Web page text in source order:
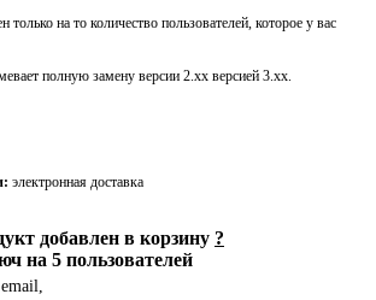
на то количество пользователей, которое у вас
полную замену версии 2.xx версией 3.xx.
электронная доставка
добавлен в корзину ?
на 5 пользователей